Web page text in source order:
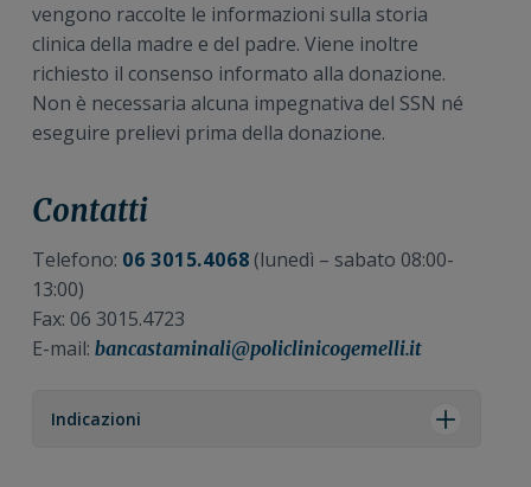
vengono raccolte le informazioni sulla storia
clinica della madre e del padre. Viene inoltre
richiesto il consenso informato alla donazione.
Non è necessaria alcuna impegnativa del SSN né
eseguire prelievi prima della donazione.
Contatti
Telefono: 06 3015.4068 (lunedì – sabato 08:00-
13:00)
Fax: 06 3015.4723
E-mail: bancastaminali@policlinicogemelli.it
Indicazioni